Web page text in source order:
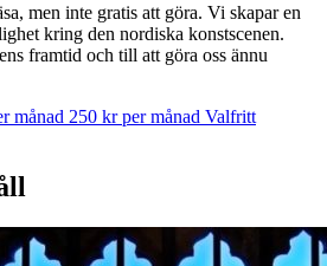
men inte gratis att göra. Vi skapar en
kring den nordiska konstscenen.
framtid och till att göra oss ännu
månad 250 kr per månad Valfritt